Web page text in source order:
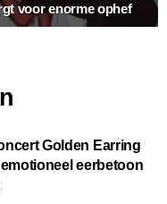
voor enorme ophef
Golden Earring
eerbetoon